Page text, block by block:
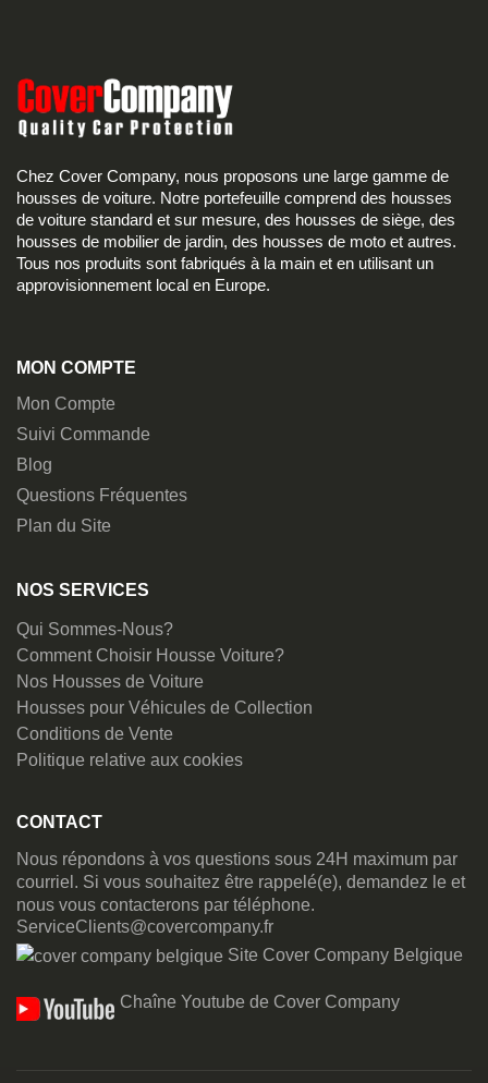
Chez Cover Company, nous proposons une large gamme de
housses de voiture. Notre portefeuille comprend des housses
de voiture standard et sur mesure, des housses de siège, des
housses de mobilier de jardin, des housses de moto et autres.
Tous nos produits sont fabriqués à la main et en utilisant un
approvisionnement local en Europe.
MON COMPTE
Mon Compte
Suivi Commande
Blog
Questions Fréquentes
Plan du Site
NOS SERVICES
Qui Sommes-Nous?
Comment Choisir Housse Voiture?
Nos Housses de Voiture
Housses pour Véhicules de Collection
Conditions de Vente
Politique relative aux cookies
CONTACT
Nous répondons à vos questions sous 24H maximum par
courriel. Si vous souhaitez être rappelé(e), demandez le et
nous vous contacterons par téléphone.
ServiceClients@covercompany.fr
Site Cover Company Belgique
Chaîne Youtube de Cover Company